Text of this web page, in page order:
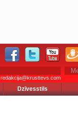
redakcija@krusttevs.com
Dzīvesstils